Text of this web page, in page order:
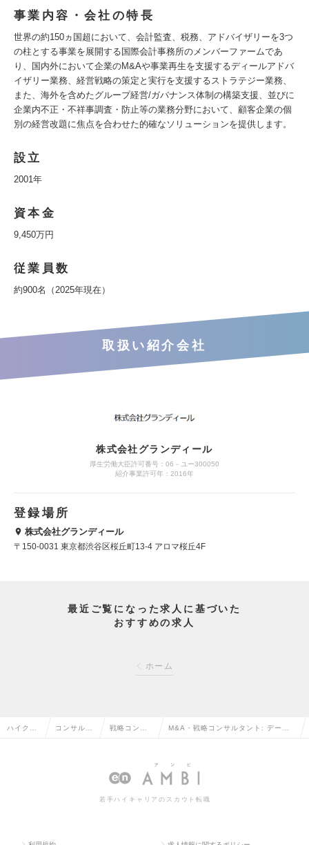
事業内容・会社の特長
世界の約150ヵ国超において、会計監査、税務、アドバイザリーを3つ
の柱とする事業を展開する国際会計事務所のメンバーファームであ
り、国内外において企業のM&Aや事業再生を支援するディールアドバ
イザリー業務、経営戦略の策定と実行を支援するストラテジー業務、
また、海外を含めたグループ経営/ガバナンス体制の構築支援、並びに
企業内不正・不祥事調査・防止等の業務分野において、顧客企業の個
別の経営改題に焦点を合わせた的確なソリューションを提供します。
設立
2001年
資本金
9,450万円
従業員数
約900名（2025年現在）
取扱い紹介会社
株式会社グランディール
厚生労働大臣許可番号：06－ユー300050
紹介事業許可年：2016年
登録場所
株式会社グランディール
〒150-0031 東京都渋谷区桜丘町13-4 アロマ桜丘4F
最近ご覧になった求人に基づいた
おすすめの求人
ホーム
ハイクラ コンサルタ 戦略コンサ
転職
M&A・戦略コンサルタント: データ
情報
若手ハイキャリアのスカウト転職